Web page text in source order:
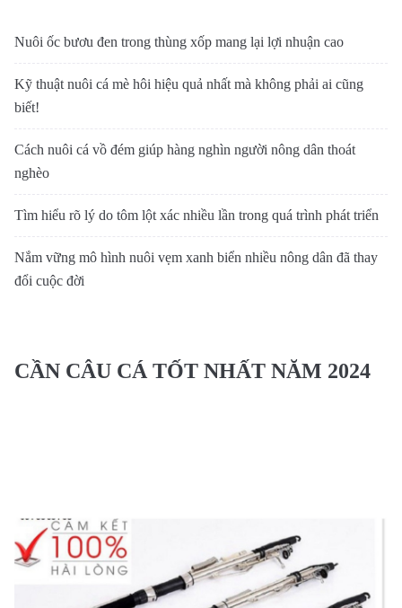
Nuôi ốc bươu đen trong thùng xốp mang lại lợi nhuận cao
Kỹ thuật nuôi cá mè hôi hiệu quả nhất mà không phải ai cũng
biết!
Cách nuôi cá vồ đém giúp hàng nghìn người nông dân thoát
nghèo
Tìm hiểu rõ lý do tôm lột xác nhiều lần trong quá trình phát triển
Nắm vững mô hình nuôi vẹm xanh biển nhiều nông dân đã thay
đổi cuộc đời
CẦN CÂU CÁ TỐT NHẤT NĂM 2024